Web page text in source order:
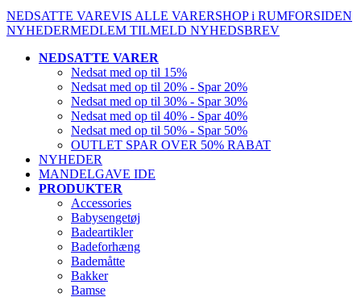
NEDSATTE VAREVIS ALLE VARERSHOP i RUMFORSIDEN
NYHEDERMEDLEM TILMELD NYHEDSBREV
NEDSATTE VARER
Nedsat med op til 15%
Nedsat med op til 20% - Spar 20%
Nedsat med op til 30% - Spar 30%
Nedsat med op til 40% - Spar 40%
Nedsat med op til 50% - Spar 50%
OUTLET SPAR OVER 50% RABAT
NYHEDER
MANDELGAVE IDE
PRODUKTER
Accessories
Babysengetøj
Badeartikler
Badeforhæng
Bademåtte
Bakker
Bamse